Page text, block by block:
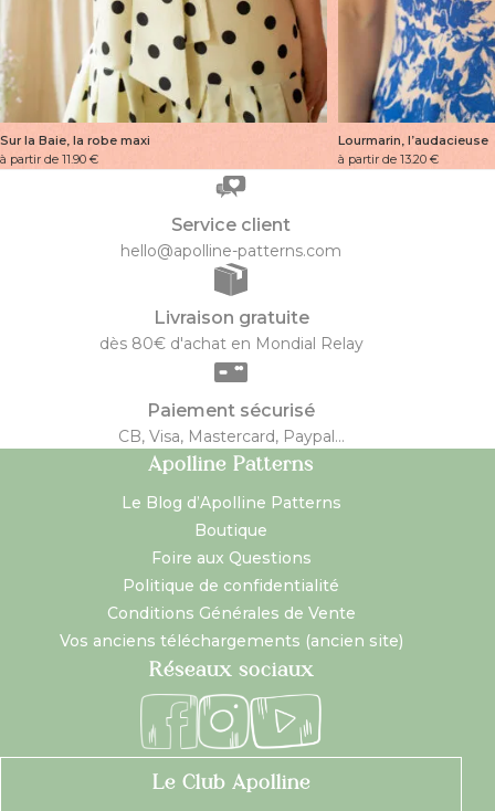
Sur la Baie, la robe maxi
à partir de 11.90 €
Lourmarin, l’audacieuse
à partir de 13.20 €
Service client
hello@apolline-patterns.com
Livraison gratuite
dès 80€ d'achat en Mondial Relay
Paiement sécurisé
CB, Visa, Mastercard, Paypal...
Apolline Patterns
Le Blog d’Apolline Patterns
Boutique
Foire aux Questions
Politique de confidentialité
Conditions Générales de Vente
Vos anciens téléchargements (ancien site)
Réseaux sociaux
Le Club Apolline